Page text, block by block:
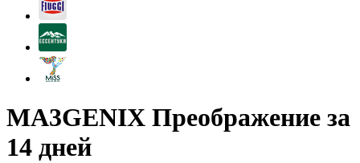
MA3GENIX Преображение за
14 дней